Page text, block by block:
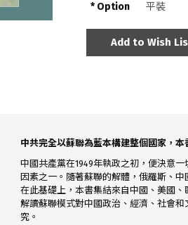
Option
Add to Wish
中共完全以蘇聯為藍本構建整個國家，本
中國共產黨在1949年執政之初，便決意
因素之一。隨著蘇聯的解體，俄羅斯、
在此基礎上，本書集結來自中國、美國
解讀蘇聯模式對中國政治、經濟、社會
究。